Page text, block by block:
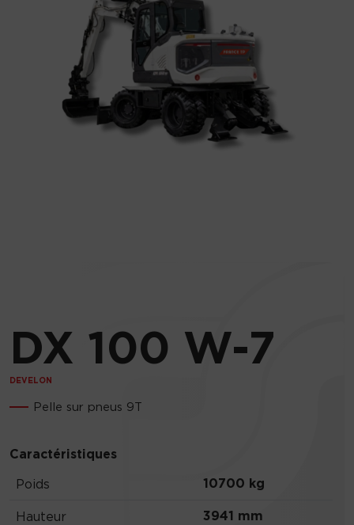
DX 100 W-7
DEVELON
Pelle sur pneus 9T
Caractéristiques
Poids 10700 kg
Hauteur 3941 mm